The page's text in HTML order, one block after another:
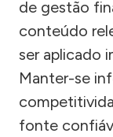
de gestão
conteúdo
ser aplicado
Manter-se
fonte